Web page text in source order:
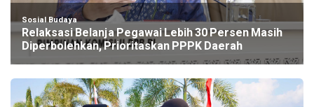
Sosial Budaya
Relaksasi Belanja Pegawai Lebih 30 Persen Masih
Diperbolehkan, Prioritaskan PPPK Daerah